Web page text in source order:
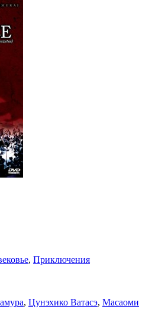
, Приключения
, Цунэхико Ватасэ, Масаоми